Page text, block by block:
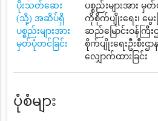
ပိုးသတ်ဆေး
(သို့) အဆိပ်ရှိ
ပစ္စည်းများအား
မှတ်ပုံတင်ခြင်း
ပစ္စည်းများအား မှ
ကိုစိုက်ပျိုးရေး၊ မွေး
ဆည်မြောင်းဝန်ကြီးဌ
စိုက်ပျိုးရေးဦးစီးဌ
လျှောက်ထားခြင်း
ပုံစံများ